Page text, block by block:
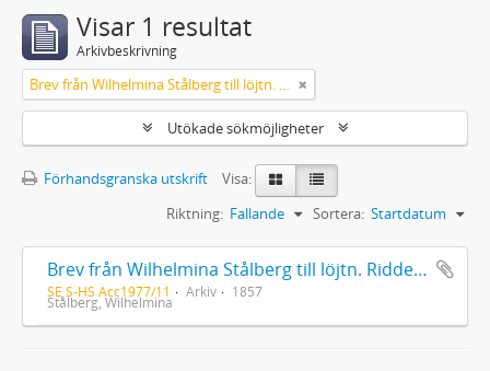
Visar 1 resultat
Arkivbeskrivning
Brev från Wilhelmina Stålberg till löjtn. Ridderstad 1857
Utökade sökmöjligheter
Förhandsgranska utskrift
Visa:
Sortera: Startdatum
Riktning: Fallande
Brev från Wilhelmina Stålberg till löjtn. Ridderstad 1857
SE S-HS Acc1977/11 Arkiv 1857
Stålberg, Wilhelmina